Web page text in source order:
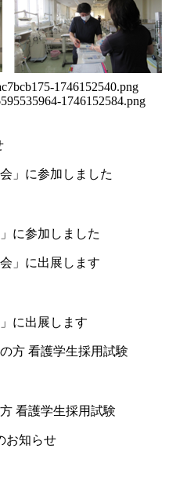
に参加しました
」に出展します
看護学生採用試験